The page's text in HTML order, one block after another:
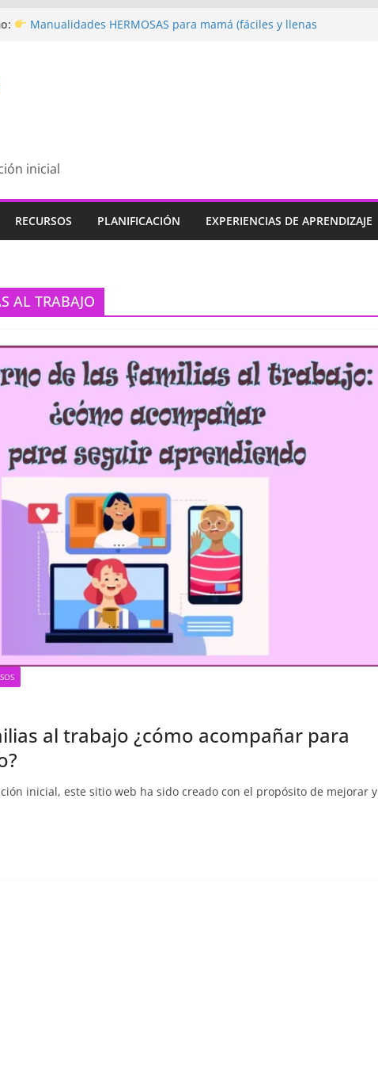
Manualidades HERMOSAS para mamá (fáciles y llenas
Inicial
inicial
RECURSOS PLANIFICACIÓN EXPERIENCIAS DE APRENDIZAJE
AL TRABAJO
al trabajo ¿cómo acompañar para
inicial, este sitio web ha sido creado con el propósito de mejorar y